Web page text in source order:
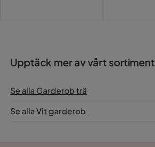
Upptäck mer av vårt sortiment
Se alla Garderob trä
Se alla Vit garderob